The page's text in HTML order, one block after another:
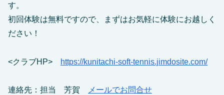
す。
初回体験は無料ですので、まずはお気軽に体験にお越しく
ださい！
<クラブHP> https://kunitachi-soft-tennis.jimdosite.com/
連絡先：担当 芳賀 メールでお問合せ